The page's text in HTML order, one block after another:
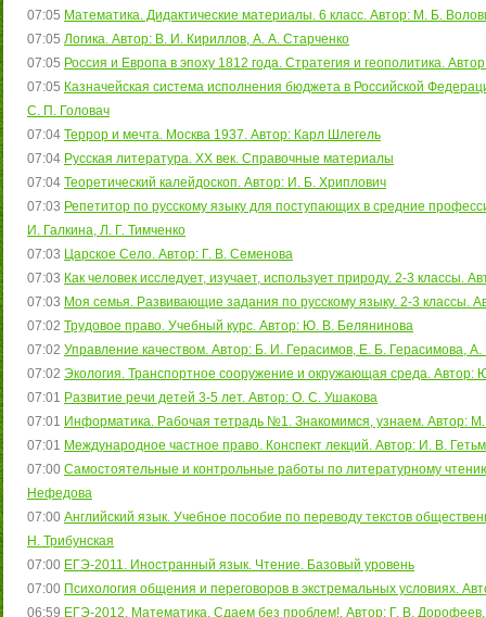
07:05 Математика. Дидактические материалы. 6 класс. Автор: М. Б.
07:05 Логика. Автор: В. И. Кириллов, А. А. Старченко
07:05 Россия и Европа в эпоху 1812 года. Стратегия и геополитика.
07:05 Казначейская система исполнения бюджета в Российской
С. П. Головач
07:04 Террор и мечта. Москва 1937. Автор: Карл Шлегель
07:04 Русская литература. XX век. Справочные материалы
07:04 Теоретический калейдоскоп. Автор: И. Б. Хриплович
07:03 Репетитор по русскому языку для поступающих в средние
И. Галкина, Л. Г. Тимченко
07:03 Царское Село. Автор: Г. В. Семенова
07:03 Как человек исследует, изучает, использует природу. 2-3 классы.
07:03 Моя семья. Развивающие задания по русскому языку. 2-3 классы.
07:02 Трудовое право. Учебный курс. Автор: Ю. В. Белянинова
07:02 Управление качеством. Автор: Б. И. Герасимов, Е. Б. Герасимова,
07:02 Экология. Транспортное сооружение и окружающая среда. Автор:
07:01 Развитие речи детей 3-5 лет. Автор: О. С. Ушакова
07:01 Информатика. Рабочая тетрадь №1. Знакомимся, узнаем. Автор:
07:01 Международное частное право. Конспект лекций. Автор: И. В.
07:00 Самостоятельные и контрольные работы по литературному
Нефедова
07:00 Английский язык. Учебное пособие по переводу текстов
Н. Трибунская
07:00 ЕГЭ-2011. Иностранный язык. Чтение. Базовый уровень
07:00 Психология общения и переговоров в экстремальных условиях.
06:59 ЕГЭ-2012. Математика. Сдаем без проблем!. Автор: Г. В.